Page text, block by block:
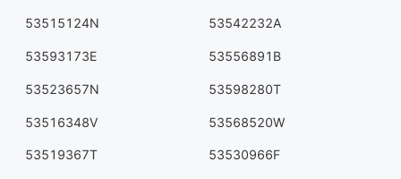
53515124N 53542232A
53593173E 53556891B
53523657N 53598280T
53516348V 53568520W
53519367T 53530966F